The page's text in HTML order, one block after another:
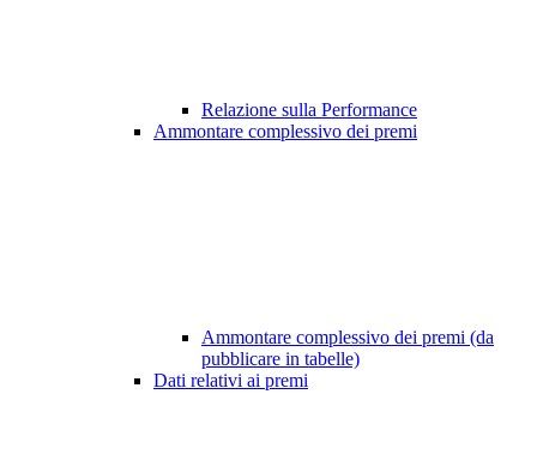
Relazione sulla Performance
Ammontare complessivo dei premi
Ammontare complessivo dei premi (da
pubblicare in tabelle)
Dati relativi ai premi